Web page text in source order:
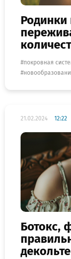
Родинки
покровная
21.02.2024 12:22
Ботокс,
декольте